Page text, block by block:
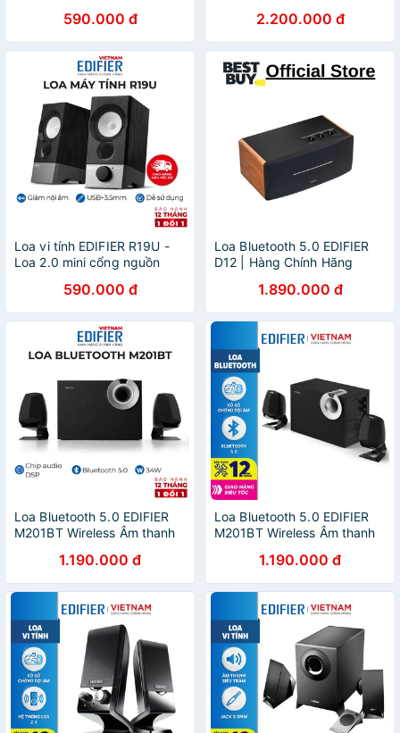
gỗ giảm dội âm Hàng phân
phối chính hãng
590.000 đ
Điều khiển từ xa - Hàng
chính hãng
2.200.000 đ
Loa vi tính EDIFIER R19U -
Loa 2.0 mini cổng nguồn
gỗ giảm dội âm Hàng phân
phối chính hãng
590.000 đ
Loa Bluetooth 5.0 EDIFIER
D12 | Hàng Chính Hãng
1.890.000 đ
Loa Bluetooth 5.0 EDIFIER
M201BT Wireless Âm thanh
Vỏ gỗ chống dội âm - Hàng
chính hãng
1.190.000 đ
Loa Bluetooth 5.0 EDIFIER
M201BT Wireless Âm thanh
Vỏ gỗ chống dội âm - Hàng
chính hãng
1.190.000 đ